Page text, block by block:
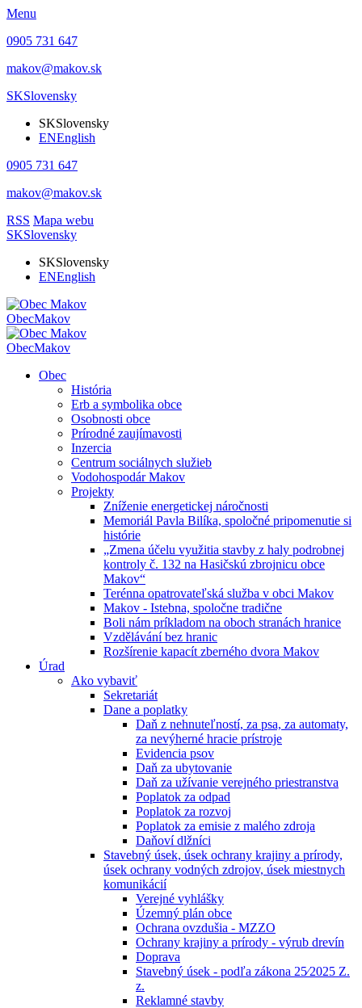
Menu
0905 731 647
makov@makov.sk
SKSlovensky
SKSlovensky
ENEnglish
0905 731 647
makov@makov.sk
RSS Mapa webu
SKSlovensky
SKSlovensky
ENEnglish
ObecMakov
ObecMakov
Obec
História
Erb a symbolika obce
Osobnosti obce
Prírodné zaujímavosti
Inzercia
Centrum sociálnych služieb
Vodohospodár Makov
Projekty
Zníženie energetickej náročnosti
Memoriál Pavla Bilíka, spoločné pripomenutie si
histórie
„Zmena účelu využitia stavby z haly podrobnej
kontroly č. 132 na Hasičskú zbrojnicu obce
Makov“
Terénna opatrovateľská služba v obci Makov
Makov - Istebna, spoločne tradične
Boli nám príkladom na oboch stranách hranice
Vzdělávání bez hranic
Rozšírenie kapacít zberného dvora Makov
Úrad
Ako vybaviť
Sekretariát
Dane a poplatky
Daň z nehnuteľností, za psa, za automaty,
za nevýherné hracie prístroje
Evidencia psov
Daň za ubytovanie
Daň za užívanie verejného priestranstva
Poplatok za odpad
Poplatok za rozvoj
Poplatok za emisie z malého zdroja
Daňoví dlžníci
Stavebný úsek, úsek ochrany krajiny a prírody,
úsek ochrany vodných zdrojov, úsek miestnych
komunikácií
Verejné vyhlášky
Územný plán obce
Ochrana ovzdušia - MZZO
Ochrany krajiny a prírody - výrub drevín
Doprava
Stavebný úsek - podľa zákona 25⁄2025 Z.
z.
Reklamné stavby